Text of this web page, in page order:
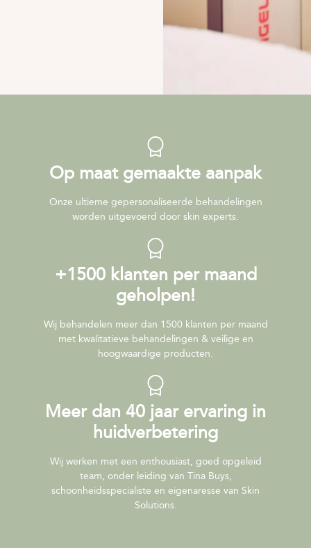
Op maat gemaakte aanpak
Onze ultieme gepersonaliseerde behandelingen
worden uitgevoerd door skin experts.
+1500 klanten per maand
geholpen!
Wij behandelen meer dan 1500 klanten per maand
met kwalitatieve behandelingen & veilige en
hoogwaardige producten.
Meer dan 40 jaar ervaring in
huidverbetering
Wij werken met een enthousiast, goed opgeleid
team, onder leiding van Tina Buys,
schoonheidsspecialiste en eigenaresse van Skin
Solutions.